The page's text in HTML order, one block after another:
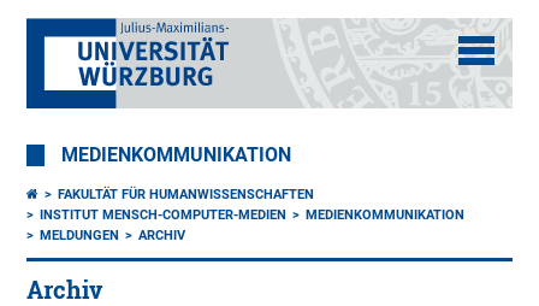
MEDIENKOMMUNIKATION
FAKULTÄT FÜR HUMANWISSENSCHAFTEN
INSTITUT MENSCH-COMPUTER-MEDIEN
MEDIENKOMMUNIKATION
MELDUNGEN
ARCHIV
Archiv